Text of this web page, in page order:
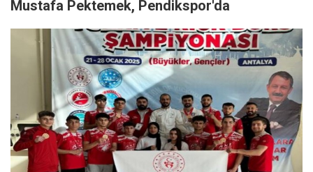
Mustafa Pektemek, Pendikspor'da